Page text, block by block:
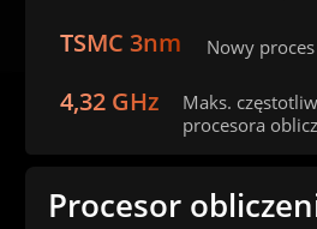
Procesor
Maks.
procesora
4,32 GHz
TSMC 3nm Nowy